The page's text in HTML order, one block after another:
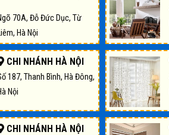
70A, Đỗ Đức Dục, Từ
Hà Nội
CHI NHÁNH HÀ NỘI
187, Thanh Bình, Hà Đông,
Nội
CHI NHÁNH HÀ NỘI